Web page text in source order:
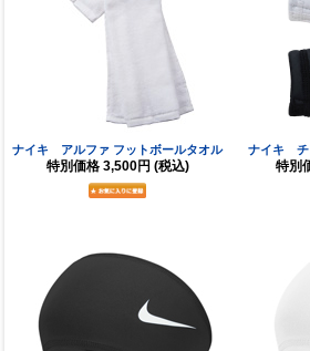
ナイキ アルファ フットボールタオル
特別価格 3,500円 (税込)
ナイキ チ
特別